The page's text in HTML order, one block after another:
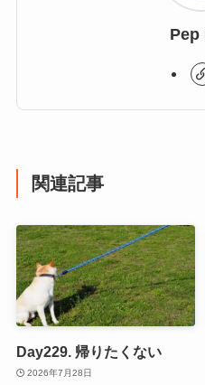
Pep
関連記事
Day229. 帰りたくない
2026年7月28日